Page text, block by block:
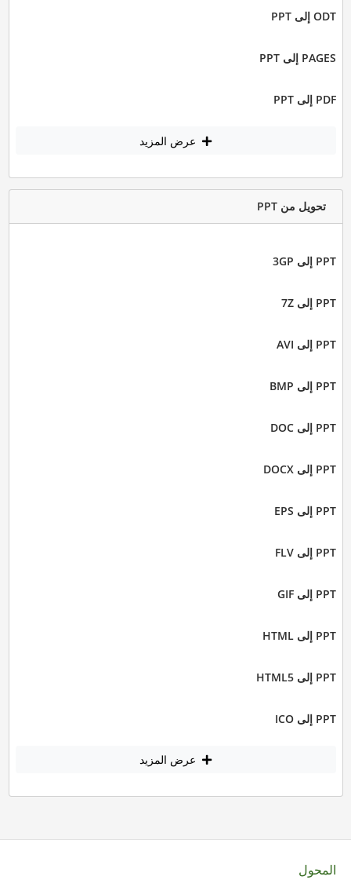
ODT إلى PPT
PAGES إلى PPT
PDF إلى PPT
عرض المزيد
تحويل من PPT
PPT إلى 3GP
PPT إلى 7Z
PPT إلى AVI
PPT إلى BMP
PPT إلى DOC
PPT إلى DOCX
PPT إلى EPS
PPT إلى FLV
PPT إلى GIF
PPT إلى HTML
PPT إلى HTML5
PPT إلى ICO
عرض المزيد
المحول